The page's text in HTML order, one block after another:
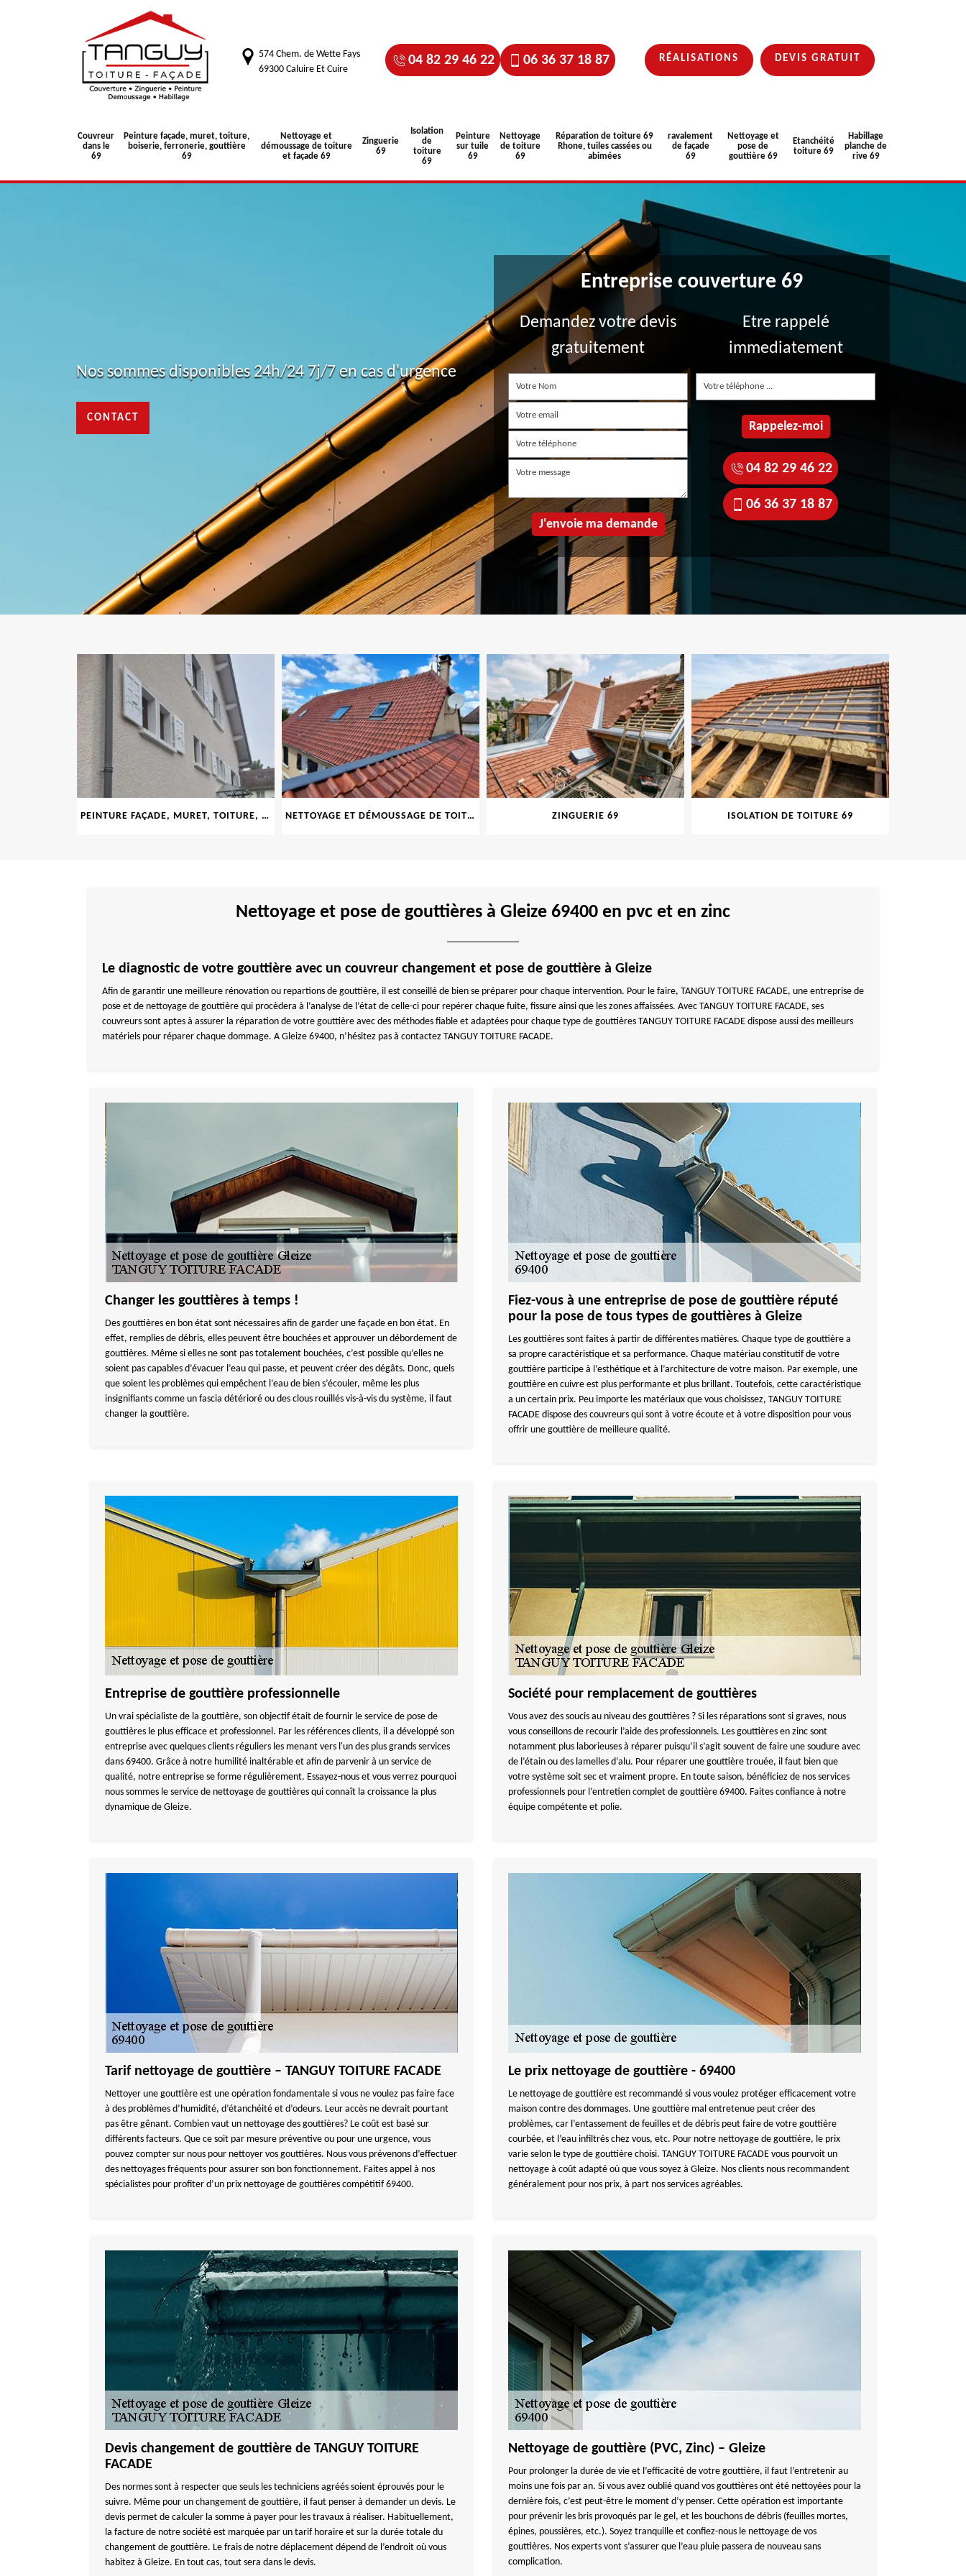
574 Chem. de Wette Fays
69300 Caluire Et Cuire
04 82 29 46 22 06 36 37 18 87 RÉALISATIONS DEVIS GRATUIT
Couvreur
dans le
69
Peinture façade, muret, toiture,
boiserie, ferronerie, gouttière
69
Nettoyage et
démoussage de toiture
et façade 69
Zinguerie
69
Isolation
de
toiture
69
Peinture
sur tuile
69
Nettoyage
de toiture
69
Réparation de toiture 69
Rhone, tuiles cassées ou
abimées
ravalement
de façade
69
Nettoyage et
pose de
gouttière 69
Etanchéité
toiture 69
Habillage
planche de
rive 69
Nos sommes disponibles 24h/24 7j/7 en cas d'urgence
CONTACT
Entreprise couverture 69
Demandez votre devis
gratuitement
Etre rappelé
immediatement
04 82 29 46 22
06 36 37 18 87
PEINTURE FAÇADE, MURET, TOITURE, BOISERIE, FERRONERIE, GOUTTIÈRE 69 NETTOYAGE ET DÉMOUSSAGE DE TOITURE ET FAÇADE 69 ZINGUERIE 69 ISOLATION DE TOITURE 69
Nettoyage et pose de gouttières à Gleize 69400 en pvc et en zinc
Le diagnostic de votre gouttière avec un couvreur changement et pose de gouttière à Gleize
Afin de garantir une meilleure rénovation ou repartions de gouttière, il est conseillé de bien se préparer pour chaque intervention. Pour le faire, TANGUY TOITURE FACADE, une entreprise de
pose et de nettoyage de gouttière qui procèdera à l’analyse de l’état de celle-ci pour repérer chaque fuite, fissure ainsi que les zones affaissées. Avec TANGUY TOITURE FACADE, ses
couvreurs sont aptes à assurer la réparation de votre gouttière avec des méthodes fiable et adaptées pour chaque type de gouttières TANGUY TOITURE FACADE dispose aussi des meilleurs
matériels pour réparer chaque dommage. A Gleize 69400, n’hésitez pas à contactez TANGUY TOITURE FACADE.
Changer les gouttières à temps !
Des gouttières en bon état sont nécessaires afin de garder une façade en bon état. En
effet, remplies de débris, elles peuvent être bouchées et approuver un débordement de
gouttières. Même si elles ne sont pas totalement bouchées, c’est possible qu’elles ne
soient pas capables d’évacuer l’eau qui passe, et peuvent créer des dégâts. Donc, quels
que soient les problèmes qui empêchent l’eau de bien s’écouler, même les plus
insignifiants comme un fascia détérioré ou des clous rouillés vis-à-vis du système, il faut
changer la gouttière.
Fiez-vous à une entreprise de pose de gouttière réputé
pour la pose de tous types de gouttières à Gleize
Les gouttières sont faites à partir de différentes matières. Chaque type de gouttière a
sa propre caractéristique et sa performance. Chaque matériau constitutif de votre
gouttière participe à l’esthétique et à l’architecture de votre maison. Par exemple, une
gouttière en cuivre est plus performante et plus brillant. Toutefois, cette caractéristique
a un certain prix. Peu importe les matériaux que vous choisissez, TANGUY TOITURE
FACADE dispose des couvreurs qui sont à votre écoute et à votre disposition pour vous
offrir une gouttière de meilleure qualité.
Entreprise de gouttière professionnelle
Un vrai spécialiste de la gouttière, son objectif était de fournir le service de pose de
gouttières le plus efficace et professionnel. Par les références clients, il a développé son
entreprise avec quelques clients réguliers les menant vers l'un des plus grands services
dans 69400. Grâce à notre humilité inaltérable et afin de parvenir à un service de
qualité, notre entreprise se forme régulièrement. Essayez-nous et vous verrez pourquoi
nous sommes le service de nettoyage de gouttières qui connaît la croissance la plus
dynamique de Gleize.
Société pour remplacement de gouttières
Vous avez des soucis au niveau des gouttières ? Si les réparations sont si graves, nous
vous conseillons de recourir l’aide des professionnels. Les gouttières en zinc sont
notamment plus laborieuses à réparer puisqu’il s’agit souvent de faire une soudure avec
de l’étain ou des lamelles d’alu. Pour réparer une gouttière trouée, il faut bien que
votre système soit sec et vraiment propre. En toute saison, bénéficiez de nos services
professionnels pour l’entretien complet de gouttière 69400. Faites confiance à notre
équipe compétente et polie.
Tarif nettoyage de gouttière – TANGUY TOITURE FACADE
Nettoyer une gouttière est une opération fondamentale si vous ne voulez pas faire face
à des problèmes d’humidité, d’étanchéité et d’odeurs. Leur accès ne devrait pourtant
pas être gênant. Combien vaut un nettoyage des gouttières? Le coût est basé sur
différents facteurs. Que ce soit par mesure préventive ou pour une urgence, vous
pouvez compter sur nous pour nettoyer vos gouttières. Nous vous prévenons d’effectuer
des nettoyages fréquents pour assurer son bon fonctionnement. Faites appel à nos
spécialistes pour profiter d’un prix nettoyage de gouttières compétitif 69400.
Le prix nettoyage de gouttière - 69400
Le nettoyage de gouttière est recommandé si vous voulez protéger efficacement votre
maison contre des dommages. Une gouttière mal entretenue peut créer des
problèmes, car l’entassement de feuilles et de débris peut faire de votre gouttière
courbée, et l’eau infiltrés chez vous, etc. Pour notre nettoyage de gouttière, le prix
varie selon le type de gouttière choisi. TANGUY TOITURE FACADE vous pourvoit un
nettoyage à coût adapté où que vous soyez à Gleize. Nos clients nous recommandent
généralement pour nos prix, à part nos services agréables.
Devis changement de gouttière de TANGUY TOITURE
FACADE
Des normes sont à respecter que seuls les techniciens agréés soient éprouvés pour le
suivre. Même pour un changement de gouttière, il faut penser à demander un devis. Le
devis permet de calculer la somme à payer pour les travaux à réaliser. Habituellement,
la facture de notre société est marquée par un tarif horaire et sur la durée totale du
changement de gouttière. Le frais de notre déplacement dépend de l’endroit où vous
habitez à Gleize. En tout cas, tout sera dans le devis.
Nettoyage de gouttière (PVC, Zinc) – Gleize
Pour prolonger la durée de vie et l’efficacité de votre gouttière, il faut l’entretenir au
moins une fois par an. Si vous avez oublié quand vos gouttières ont été nettoyées pour la
dernière fois, c’est peut-être le moment d’y penser. Cette opération est importante
pour prévenir les bris provoqués par le gel, et les bouchons de débris (feuilles mortes,
épines, poussières, etc.). Soyez tranquille et confiez-nous le nettoyage de vos
gouttières. Nos experts vont s’assurer que l’eau pluie passera de nouveau sans
complication.